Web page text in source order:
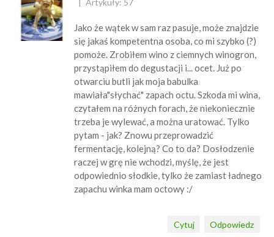
Jako że wątek w sam raz pasuje, może znajdzie
się jakaś kompetentna osoba, co mi szybko (?)
pomoże. Zrobiłem wino z ciemnych winogron,
przystąpiłem do degustacji i... ocet. Już po
otwarciu butli jak moja babulka
mawiała"słychać" zapach octu. Szkoda mi wina,
czytałem na różnych forach, że niekoniecznie
trzeba je wylewać, a można uratować. Tylko
pytam - jak? Znowu przeprowadzić
fermentację, kolejną? Co to da? Dosłodzenie
raczej w grę nie wchodzi, myślę, że jest
odpowiednio słodkie, tylko że zamiast ładnego
zapachu winka mam octowy :/
Odpowiedz
Cytuj